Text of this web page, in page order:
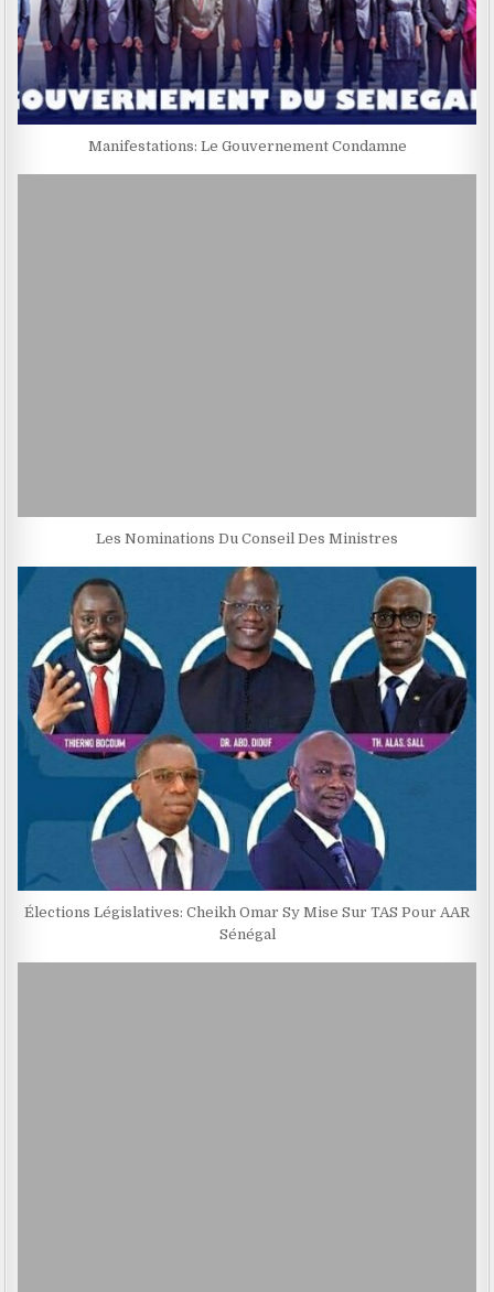
Manifestations: Le Gouvernement Condamne
Les Nominations Du Conseil Des Ministres
Élections Législatives: Cheikh Omar Sy Mise Sur TAS Pour AAR
Sénégal